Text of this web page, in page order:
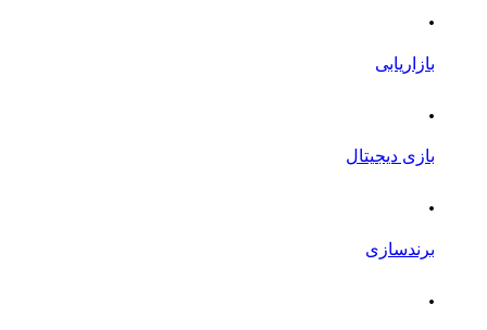
.
بازاریابی
.
بازی دیجیتال
.
برندسازی
.